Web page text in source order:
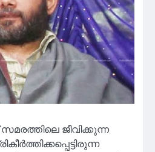
ജീവിക്കുന്ന